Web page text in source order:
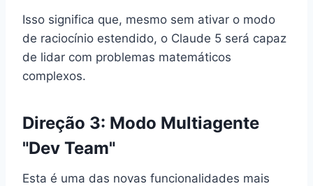
Isso significa que, mesmo sem ativar o modo
de raciocínio estendido, o Claude 5 será capaz
de lidar com problemas matemáticos
complexos.
Direção 3: Modo Multiagente
"Dev Team"
Esta é uma das novas funcionalidades mais